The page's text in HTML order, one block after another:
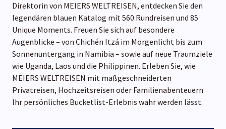
Direktorin von MEIERS WELTREISEN, entdecken Sie den
legendären blauen Katalog mit 560 Rundreisen und 85
Unique Moments. Freuen Sie sich auf besondere
Augenblicke – von Chichén Itzá im Morgenlicht bis zum
Sonnenuntergang in Namibia – sowie auf neue Traumziele
wie Uganda, Laos und die Philippinen. Erleben Sie, wie
MEIERS WELTREISEN mit maßgeschneiderten
Privatreisen, Hochzeitsreisen oder Familienabenteuern
Ihr persönliches Bucketlist-Erlebnis wahr werden lässt.